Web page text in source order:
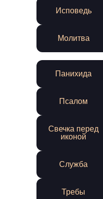
Исповедь
Молитва
Панихида
Псалом
Свечка перед
иконой
Служба
Требы